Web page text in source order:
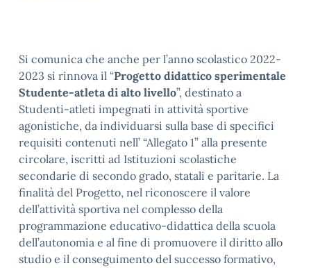
Si comunica che anche per l’anno scolastico 2022-
2023 si rinnova il “Progetto didattico sperimentale
Studente-atleta di alto livello”, destinato a
Studenti-atleti impegnati in attività sportive
agonistiche, da individuarsi sulla base di specifici
requisiti contenuti nell’ “Allegato 1” alla presente
circolare, iscritti ad Istituzioni scolastiche
secondarie di secondo grado, statali e paritarie. La
finalità del Progetto, nel riconoscere il valore
dell’attività sportiva nel complesso della
programmazione educativo-didattica della scuola
dell’autonomia e al fine di promuovere il diritto allo
studio e il conseguimento del successo formativo,